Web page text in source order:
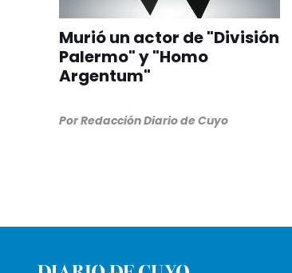
Murió un actor de "División
Palermo" y "Homo
Argentum"
PorRedacción Diario de Cuyo